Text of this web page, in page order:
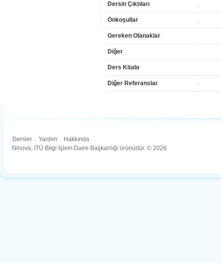
Dersin Çıktıları .
Önkoşullar .
Gereken Olanaklar
Diğer
Ders Kitabı
Diğer Referanslar .
Dersler . Yardım . Hakkında
Ninova, İTÜ Bilgi İşlem Daire Başkanlığı ürünüdür. © 2026